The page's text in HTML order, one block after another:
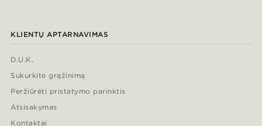
KLIENTŲ APTARNAVIMAS
D.U.K.
Sukurkite grąžinimą
Peržiūrėti pristatymo parinktis
Atsisakymas
Kontaktai